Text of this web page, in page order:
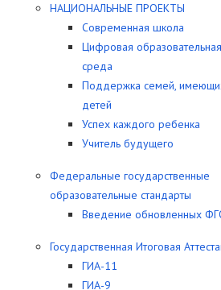
НАЦИОНАЛЬНЫЕ ПРОЕКТЫ
Современная школа
Цифровая образовательная
среда
Поддержка семей,
детей
Успех каждого ребенка
Учитель будущего
Федеральные государственные
образовательные стандарты
Введение обновленных
Государственная Итоговая
ГИА-11
ГИА-9